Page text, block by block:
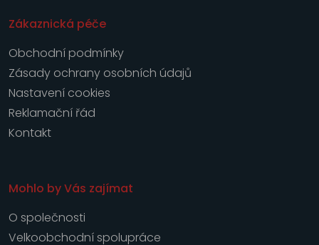
Zákaznická péče
Obchodní podmínky
Zásady ochrany osobních údajů
Nastavení cookies
Reklamační řád
Kontakt
Mohlo by Vás zajímat
O společnosti
Velkoobchodní spolupráce